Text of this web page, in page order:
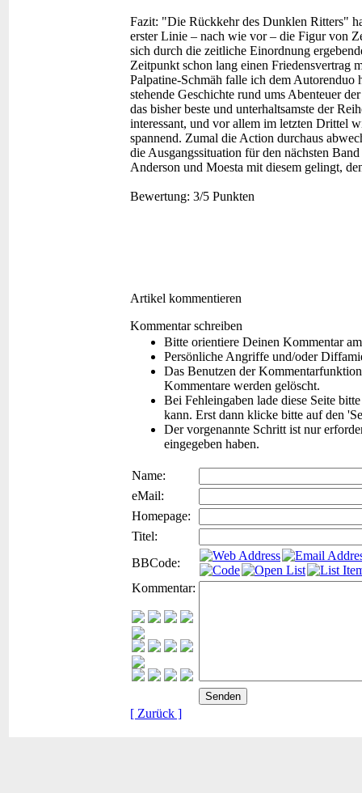
Fazit: "Die Rückkehr des Dunklen Ritters"
erster Linie – nach wie vor – die Figur von
sich durch die zeitliche Einordnung
Zeitpunkt schon lang einen Friedensvertrag
Palpatine-Schmäh falle ich dem
stehende Geschichte rund ums Abenteuer
das bisher beste und unterhaltsamste der
interessant, und vor allem im letzten Drittel
spannend. Zumal die Action durchaus
die Ausgangssituation für den nächsten
Anderson und Moesta mit diesem gelingt,
Bewertung: 3/5 Punkten
Artikel kommentieren
Kommentar schreiben
Bitte orientiere Deinen Kommentar
Persönliche Angriffe und/oder
Das Benutzen der
Kommentare werden gelöscht.
Bei Fehleingaben lade diese Seite
kann. Erst dann klicke bitte auf den
Der vorgenannte Schritt ist nur
eingegeben haben.
Name:
eMail:
Homepage:
Titel:
BBCode:
Kommentar:
[ Zurück ]